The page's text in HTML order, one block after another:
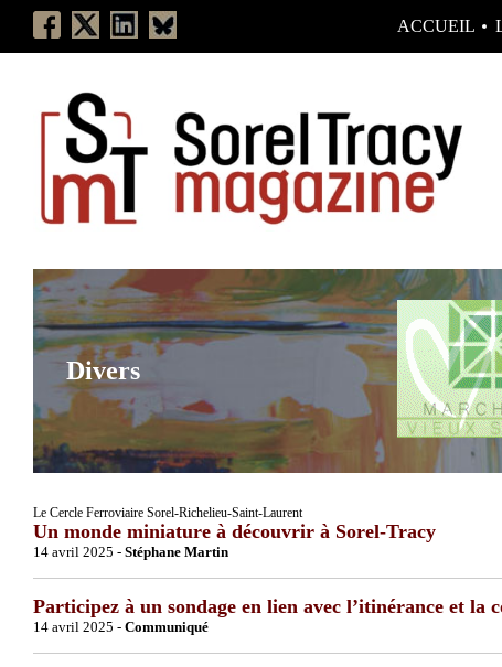
ACCUEIL
Divers
Le Cercle Ferroviaire Sorel-Richelieu-Saint-Laurent
Un monde miniature à découvrir à Sorel-Tracy
14 avril 2025 - Stéphane Martin
Participez à un sondage en lien avec l’itinérance et la
14 avril 2025 - Communiqué